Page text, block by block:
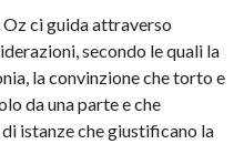
ci guida attraverso
secondo le quali la
la convinzione che torto e
da una parte e che
istanze che giustificano la